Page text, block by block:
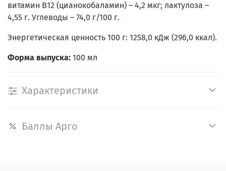
витамин В12 (цианокобаламин) – 4,2 мкг; лактулоза –
4,55 г. Углеводы – 74,0 г/100 г.
Энергетическая ценность 100 г: 1258,0 кДж (296,0 ккал).
Форма выпуска: 100 мл
Характеристики
Баллы Арго